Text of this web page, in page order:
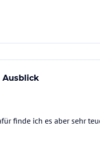
Ausblick
finde ich es aber sehr